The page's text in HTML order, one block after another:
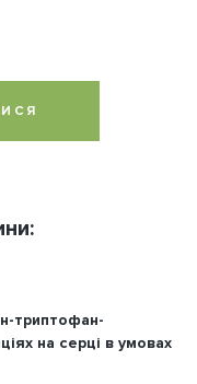
триптофан-
на серці в умовах